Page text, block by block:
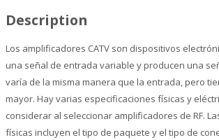
Description
Los amplificadores CATV son dispositivos
una señal de entrada variable y producen una
varía de la misma manera que la entrada, pero
mayor. Hay varias especificaciones físicas y
considerar al seleccionar amplificadores de RF.
físicas incluyen el tipo de paquete y el tipo de